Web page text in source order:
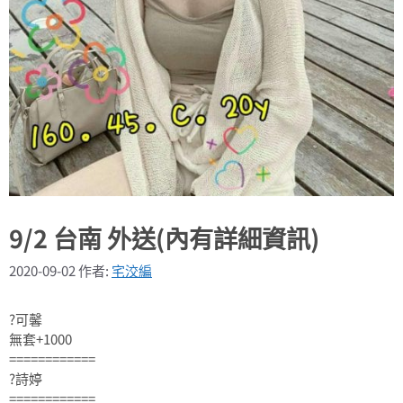
9/2 台南 外送(內有詳細資訊)
2020-09-02作者: 宅洨編
?可馨
無套+1000
============
?詩婷
============